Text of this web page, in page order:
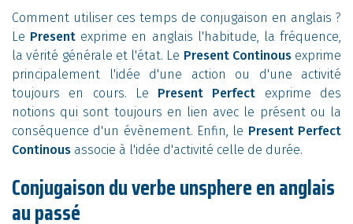
Comment utiliser ces temps de conjugaison en anglais ?
Le Present exprime en anglais l'habitude, la fréquence,
la vérité générale et l'état. Le Present Continousexprime
principalement l'idée d'une action ou d'une activité
toujours en cours. Le Present Perfect exprime des
notions qui sont toujours en lien avec le présent ou la
conséquence d'un évènement. Enfin, le Present Perfect
Continous associe à l'idée d'activité celle de durée.
Conjugaison du verbe unsphere en anglais
au passé